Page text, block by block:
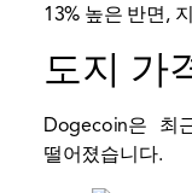
13% 높은 반면,
도지 가
Dogecoin은 최
떨어졌습니다.